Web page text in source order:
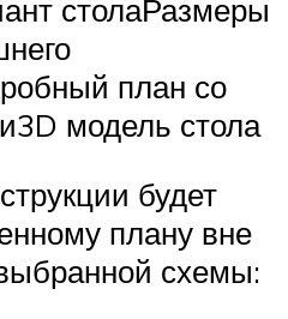
столаРазмеры
план со
модель стола
будет
плану вне
схемы: